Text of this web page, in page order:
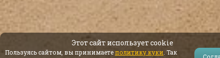
Этот сайт использует cookie
Пользуясь сайтом, вы принимаетеполитику куки . Так